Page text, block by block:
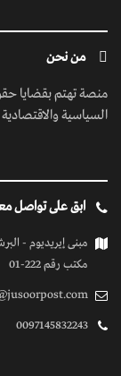
من نحن
منصة تهتم بقضايا
السياسية
ابق على تواصل
مبنى إيريديوم -
مكتب رقم 222-01
0097145832243